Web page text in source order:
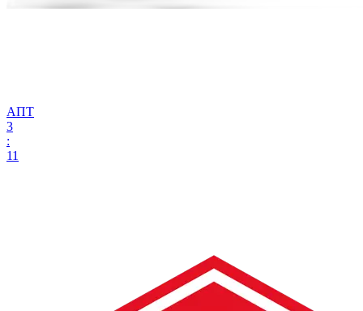
АПТ
3
:
11